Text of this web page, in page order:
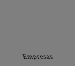
Empresas